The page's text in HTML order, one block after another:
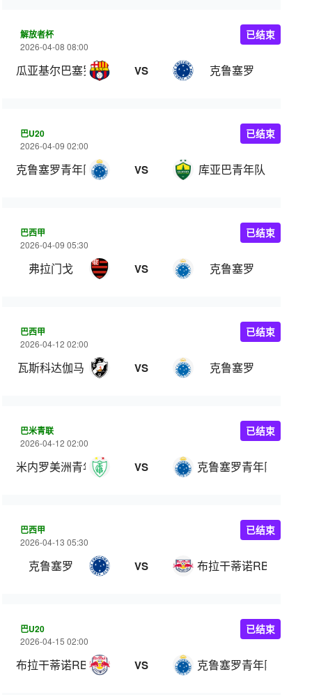
解放者杯
2026-04-08 08:00
瓜亚基尔巴塞罗那 VS 克鲁塞罗
已结束
巴U20
2026-04-09 02:00
克鲁塞罗青年队 VS 库亚巴青年队
已结束
巴西甲
2026-04-09 05:30
弗拉门戈 VS 克鲁塞罗
已结束
巴西甲
2026-04-12 02:00
瓦斯科达伽马 VS 克鲁塞罗
已结束
巴米青联
2026-04-12 02:00
米内罗美洲青年队 VS 克鲁塞罗青年队
已结束
巴西甲
2026-04-13 05:30
克鲁塞罗 VS 布拉干蒂诺RB
已结束
巴U20
2026-04-15 02:00
布拉干蒂诺RB U20 VS 克鲁塞罗青年队
已结束